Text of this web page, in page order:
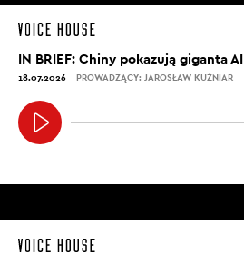
IN BRIEF: Chiny pokazują giganta AI
18.07.2026 PROWADZĄCY: JAROSŁAW KUŹNIAR